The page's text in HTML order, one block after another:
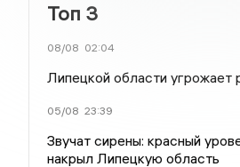
Топ 3
08/08 02:04
Липецкой области угрожает
05/08 23:39
Звучат сирены: красный
накрыл Липецкую область